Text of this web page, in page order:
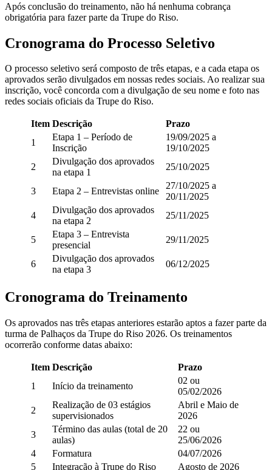
Após conclusão do treinamento, não há nenhuma cobrança
obrigatória para fazer parte da Trupe do Riso.
Cronograma do Processo Seletivo
O processo seletivo será composto de três etapas, e a cada etapa os
aprovados serão divulgados em nossas redes sociais. Ao realizar sua
inscrição, você concorda com a divulgação de seu nome e foto nas
redes sociais oficiais da Trupe do Riso.
Item Descrição
Prazo
1
Etapa 1 – Período de
Inscrição
19/09/2025 a
19/10/2025
2
Divulgação dos aprovados
na etapa 1
25/10/2025
3 Etapa 2 – Entrevistas online
27/10/2025 a
20/11/2025
4
Divulgação dos aprovados
na etapa 2
25/11/2025
5
Etapa 3 – Entrevista
presencial
29/11/2025
6
Divulgação dos aprovados
na etapa 3
06/12/2025
Cronograma do Treinamento
Os aprovados nas três etapas anteriores estarão aptos a fazer parte da
turma de Palhaços da Trupe do Riso 2026. Os treinamentos
ocorrerão conforme datas abaixo:
Item Descrição
Prazo
1
Início da treinamento
02 ou
05/02/2026
2
Realização de 03 estágios
supervisionados
Abril e Maio de
2026
3
Término das aulas (total de 20
aulas)
22 ou
25/06/2026
4
Formatura
04/07/2026
5
Integração à Trupe do Riso Agosto de 2026